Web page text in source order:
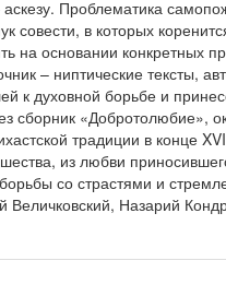
Проблематика
совести, в которых
на основании конкретных
– ниптические тексты,
к духовной борьбе и
сборник «Добротолюбие»,
традиции в конце
из любви
со страстями и
Величковский, Назарий